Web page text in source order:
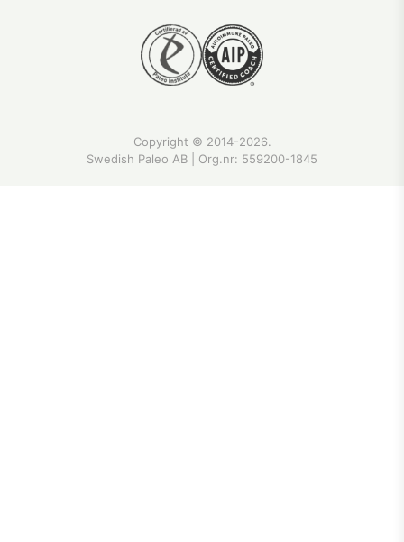
Copyright © 2014-2026.
Swedish Paleo AB | Org.nr: 559200-1845